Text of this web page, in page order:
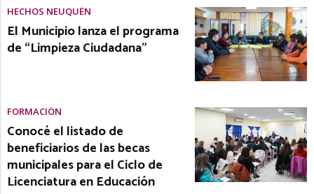
HECHOS NEUQUÉN
El Municipio lanza el programa
de “Limpieza Ciudadana”
FORMACIÓN
Conocé el listado de
beneficiarios de las becas
municipales para el Ciclo de
Licenciatura en Educación